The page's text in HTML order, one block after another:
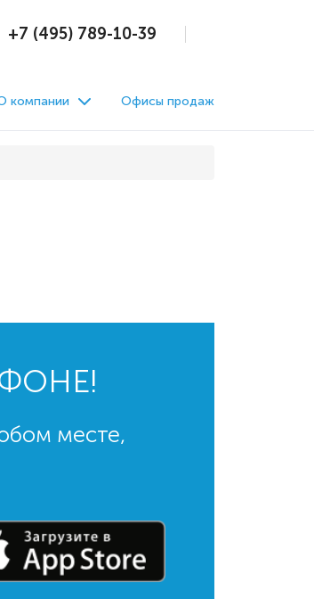
+7 (495) 789-10-39
компании Офисы продаж
месте,